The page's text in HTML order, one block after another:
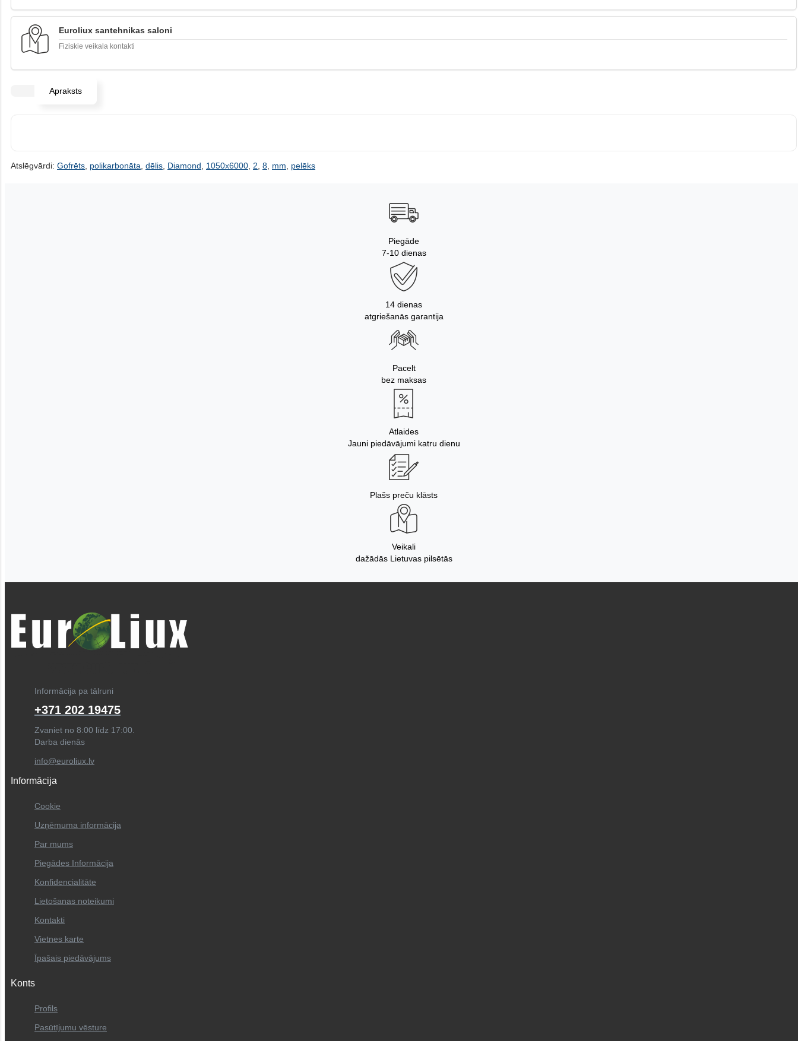
Euroliux santehnikas saloni
Fiziskie veikala kontakti
Apraksts
Atslēgvārdi: Gofrēts polikarbonāta dēlis Diamond 1050x6000 2 8 mm pelēks
Piegāde
7-10 dienas
14 dienas
atgriešanās garantija
Pacelt
bez maksas
Atlaides
Jauni piedāvājumi katru dienu
Plašs preču klāsts
Veikali
dažādās Lietuvas pilsētās
Informācija pa tālruni
+371 202 19475
Zvaniet no 8:00 līdz 17:00.
Darba dienās
info@euroliux.lv
Informācija
Cookie
Uzņēmuma informācija
Par mums
Piegādes Informācija
Konfidencialitāte
Lietošanas noteikumi
Kontakti
Vietnes karte
Īpašais piedāvājums
Konts
Profils
Pasūtījumu vēsture